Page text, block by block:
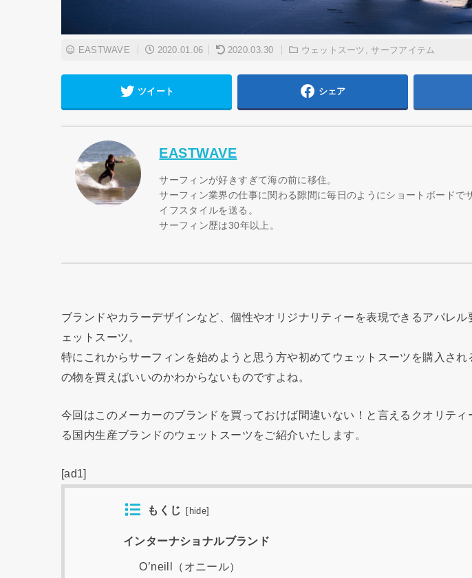
EASTWAVE 2020.01.06 2020.03.30 ウェットスーツ サーフアイテム
ツイート シェア
EASTWAVE
サーフィンが好きすぎて海の前に移住。
サーフィン業界の仕事に関わる隙間に毎日のようにショートボードで
イフスタイルを送る。
サーフィン歴は30年以上。
ブランドやカラーデザインなど、個性やオリジナリティーを表現できるアパレル
ェットスーツ。
特にこれからサーフィンを始めようと思う方や初めてウェットスーツを購入され
の物を買えばいいのかわからないものですよね。
今回はこのメーカーのブランドを買っておけば間違いない！と言えるクオリティ
る国内生産ブランドのウェットスーツをご紹介いたします。
[ad1]
もくじ hide
インターナショナルブランド
O’neill（オニール）